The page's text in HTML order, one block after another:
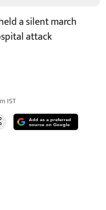
a silent march
attack
IST
Add as a preferred
source on Google